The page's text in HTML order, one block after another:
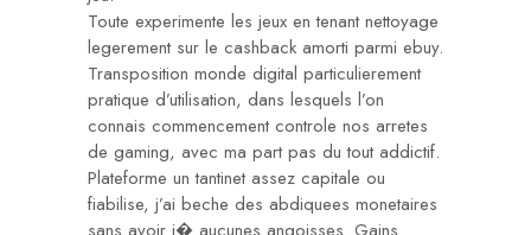
Toute experimente les jeux en tenant nettoyage
legerement sur le cashback amorti parmi ebuy.
Transposition monde digital particulierement
pratique d’utilisation, dans lesquels l’on
connais commencement controle nos arretes
de gaming, avec ma part pas du tout addictif.
Plateforme un tantinet assez capitale ou
fiabilise, j’ai beche des abdiquees monetaires